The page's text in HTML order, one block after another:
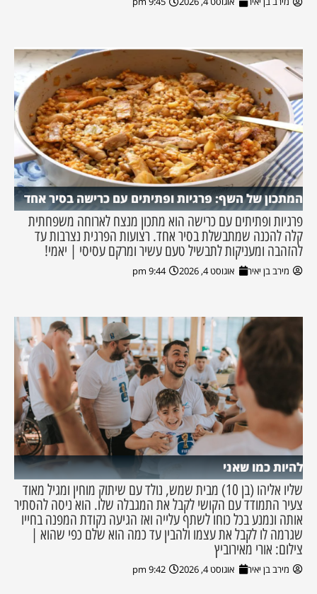
המתכון של השף: פרגיות ופתיתים עם כרישה בסיר אחד
פרגיות ופתיתים עם כרישה הוא מתכון מנצח לארוחה משפחתית
קלה להכנה שמתבשלת בסיר אחד. רצועות הפרגית נצרבות עד
להזהבה ומעניקות לתבשיל טעם עשיר ומרקם עסיסי | יאמי!
מירב בן יאיר אוגוסט 4, 2026 9:44 pm
להיות כמו שאני
שליו אליהו (בן 10) מבית שמש, נולד עם שיתוק מוחין ומגיל מאוד
צעיר התמודד עם הקושי לקבל את המגבלה שלו. הוא ניסה להסתיר
אותה ונמנע בכל כוחו לשתף עלייה ואז הגיעה נקודת המפנה בחייו
שגרמה לו לקבל את עצמו ולהבין עד כמה הוא שלם כפי שהוא |
צילום: אורי מאירוביץ
מירב בן יאיר אוגוסט 4, 2026 9:42 pm